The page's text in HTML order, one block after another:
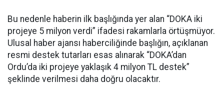
Bu nedenle haberin ilk başlığında yer alan “DOKA iki
projeye 5 milyon verdi” ifadesi rakamlarla örtüşmüyor.
Ulusal haber ajansı haberciliğinde başlığın, açıklanan
resmi destek tutarları esas alınarak “DOKA’dan
Ordu’da iki projeye yaklaşık 4 milyon TL destek”
şeklinde verilmesi daha doğru olacaktır.